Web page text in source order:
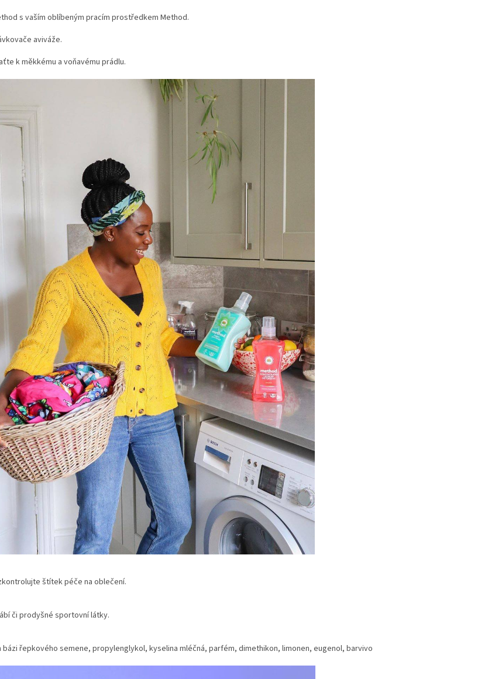
s vaším oblíbeným pracím prostředkem Method.
aviváže.
k měkkému a voňavému prádlu.
štítek péče na oblečení.
či prodyšné sportovní látky.
bázi řepkového semene, propylenglykol, kyselina mléčná, parfém, dimethikon, limonen, eugenol, barvivo